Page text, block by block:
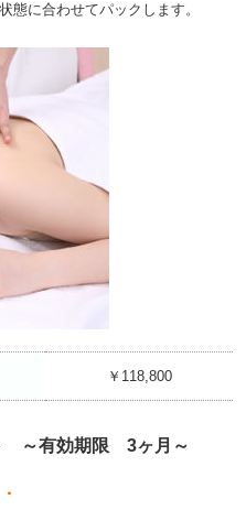
態に合わせてパックします。
￥118,800
～有効期限 3ヶ月～